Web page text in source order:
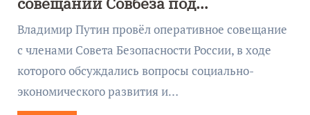
руководством Путина
Владимир Путин провёл оперативное совещание
с членами Совета Безопасности России, в ходе
которого обсуждались вопросы социально-
экономического развития и…